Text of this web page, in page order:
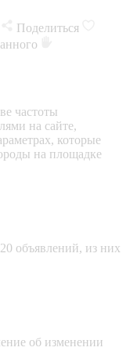
Поделиться
частоты
на сайте,
которые
на площадке
объявлений, из них
об изменении